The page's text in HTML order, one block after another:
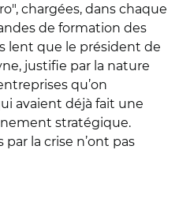
chargées, dans chaque
de formation des
lent que le président de
justifie par la nature
qu’on
avaient déjà fait une
stratégique.
la crise n’ont pas